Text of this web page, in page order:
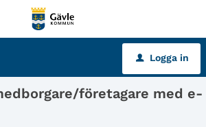
u Logga in
företagare med e-